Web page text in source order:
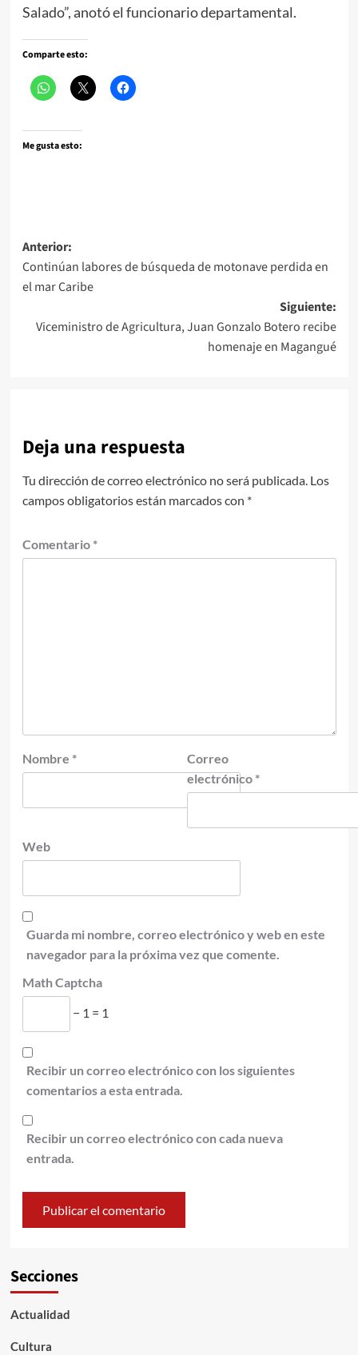
Salado”, anotó el funcionario departamental.
Comparte esto:
Me gusta esto:
Navegación
de
entradas
Anterior:
Continúan labores de búsqueda de motonave perdida en
el mar Caribe
Siguiente:
Viceministro de Agricultura, Juan Gonzalo Botero recibe
homenaje en Magangué
Deja una respuesta
Tu dirección de correo electrónico no será publicada. Los
campos obligatorios están marcados con *
Comentario *
Nombre *
Correo
electrónico *
Web
Guarda mi nombre, correo electrónico y web en este
navegador para la próxima vez que comente.
Math Captcha
− 1 = 1
Recibir un correo electrónico con los siguientes
comentarios a esta entrada.
Recibir un correo electrónico con cada nueva
entrada.
Secciones
Actualidad
Cultura